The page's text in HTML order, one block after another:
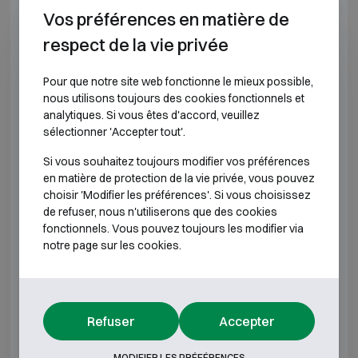
GK 7L H480 L420 P360
GD 3 H210 L340 P200
GD 4L H270 L390 P240
GD 5 H340 L460 P200
GD 6 H420 L480 P230
GD 6L H420 L480 P280
Vos préférences en matière de
respect de la vie privée
Pour que notre site web fonctionne le mieux possible,
nous utilisons toujours des cookies fonctionnels et
analytiques. Si vous êtes d'accord, veuillez
sélectionner 'Accepter tout'.
Si vous souhaitez toujours modifier vos préférences
en matière de protection de la vie privée, vous pouvez
choisir 'Modifier les préférences'. Si vous choisissez
de refuser, nous n'utiliserons que des cookies
fonctionnels. Vous pouvez toujours les modifier via
notre page sur les cookies.
Refuser Accepter